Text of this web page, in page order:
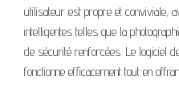
utilisateur est propre et conviviale,
intelligentes telles que la
de sécurité renforcées. Le logiciel
fonctionne efficacement tout en